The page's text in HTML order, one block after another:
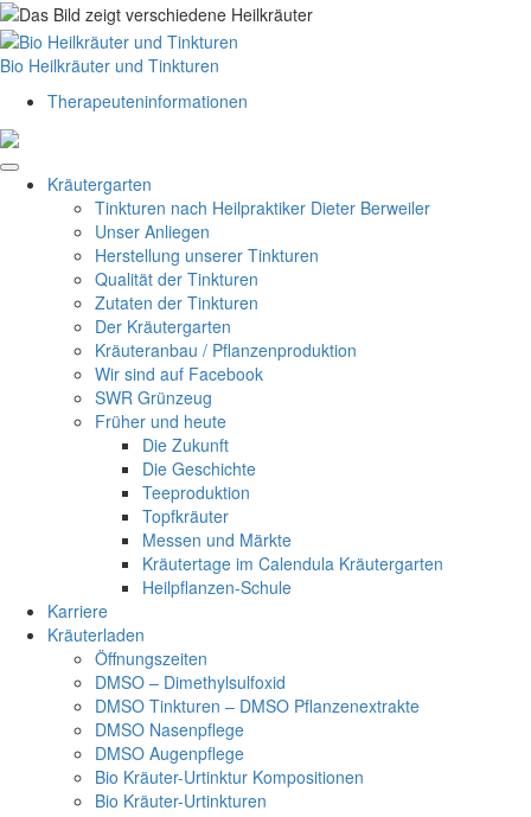
Skip
to
content
Bio Heilkräuter und Tinkturen
Therapeuteninformationen
Kräutergarten
Tinkturen nach Heilpraktiker Dieter Berweiler
Unser Anliegen
Herstellung unserer Tinkturen
Qualität der Tinkturen
Zutaten der Tinkturen
Der Kräutergarten
Kräuteranbau / Pflanzenproduktion
Wir sind auf Facebook
SWR Grünzeug
Früher und heute
Die Zukunft
Die Geschichte
Teeproduktion
Topfkräuter
Messen und Märkte
Kräutertage im Calendula Kräutergarten
Heilpflanzen-Schule
Karriere
Kräuterladen
Öffnungszeiten
DMSO – Dimethylsulfoxid
DMSO Tinkturen – DMSO Pflanzenextrakte
DMSO Nasenpflege
DMSO Augenpflege
Bio Kräuter-Urtinktur Kompositionen
Bio Kräuter-Urtinkturen